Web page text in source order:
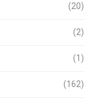
(20)
(2)
(1)
(162)